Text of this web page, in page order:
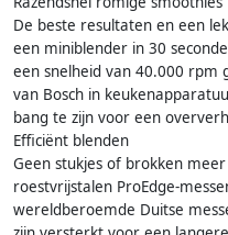
De beste resultaten en een
een miniblender in 30
een snelheid van 40.000 rpm
van Bosch in
bang te zijn voor een
Efficiënt blenden
Geen stukjes of brokken
roestvrijstalen ProEdge-
wereldberoemde Duitse